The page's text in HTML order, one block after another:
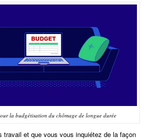
la budgétisation du chômage de longue durée
travail et que vous vous inquiétez de la façon